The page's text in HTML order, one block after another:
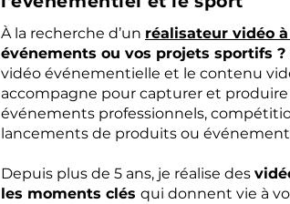
À la recherche d’un réalisateur vidéo
événements ou vos projets sportifs ?
vidéo événementielle et le contenu
accompagne pour capturer et
événements professionnels,
lancements de produits ou
Depuis plus de 5 ans, je réalise des
les moments clés qui donnent vie à